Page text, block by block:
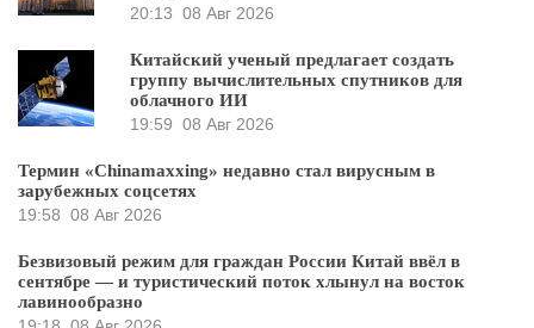
20:13 08 Авг 2026
Китайский ученый предлагает создать
группу вычислительных спутников для
облачного ИИ
19:59 08 Авг 2026
Термин «Chinamaxxing» недавно стал вирусным в
зарубежных соцсетях
19:58 08 Авг 2026
Безвизовый режим для граждан России Китай ввёл в
сентябре — и туристический поток хлынул на восток
лавинообразно